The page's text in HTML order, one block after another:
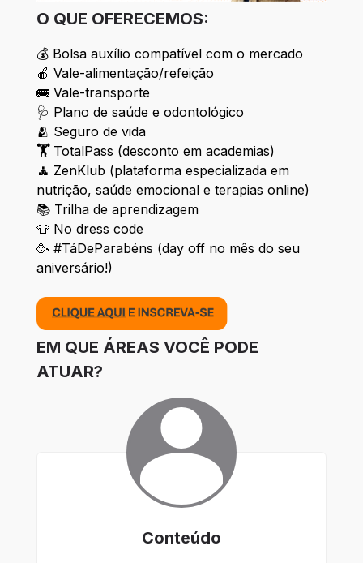
O QUE OFERECEMOS:
💰 Bolsa auxílio compatível com o mercado
🍎 Vale-alimentação/refeição
🚌 Vale-transporte
🩺 Plano de saúde e odontológico
🫂 Seguro de vida
🏋️TotalPass (desconto em academias)
🧘 ZenKlub (plataforma especializada em
nutrição, saúde emocional e terapias online)
📚 Trilha de aprendizagem
👕 No dress code
🥳 #TáDeParabéns (day off no mês do seu
aniversário!)
EM QUE ÁREAS VOCÊ PODE
ATUAR?
Conteúdo